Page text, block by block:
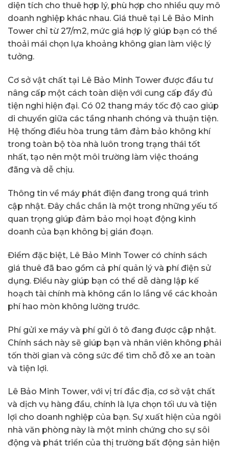
diện tích cho thuê hợp lý, phù hợp cho nhiều quy mô
doanh nghiệp khác nhau. Giá thuê tại Lê Bảo Minh
Tower chỉ từ 27/m2, mức giá hợp lý giúp bạn có thể
thoải mái chọn lựa khoảng không gian làm việc lý
tưởng.
Cơ sở vật chất tại Lê Bảo Minh Tower được đầu tư
nâng cấp một cách toàn diện với cung cấp đầy đủ
tiện nghi hiện đại. Có 02 thang máy tốc độ cao giúp
di chuyển giữa các tầng nhanh chóng và thuận tiện.
Hệ thống điều hòa trung tâm đảm bảo không khí
trong toàn bộ tòa nhà luôn trong trạng thái tốt
nhất, tạo nên một môi trường làm việc thoáng
đãng và dễ chịu.
Thông tin về máy phát điện đang trong quá trình
cập nhật. Đây chắc chắn là một trong những yếu tố
quan trọng giúp đảm bảo mọi hoạt động kinh
doanh của bạn không bị gián đoạn.
Điểm đặc biệt, Lê Bảo Minh Tower có chính sách
giá thuê đã bao gồm cả phí quản lý và phí điện sử
dụng. Điều này giúp bạn có thể dễ dàng lập kế
hoạch tài chính mà không cần lo lắng về các khoản
phí hao mòn không lường trước.
Phí gửi xe máy và phí gửi ô tô đang được cập nhật.
Chính sách này sẽ giúp bạn và nhân viên không phải
tốn thời gian và công sức để tìm chỗ đỗ xe an toàn
và tiện lợi.
Lê Bảo Minh Tower, với vị trí đắc địa, cơ sở vật chất
và dịch vụ hàng đầu, chính là lựa chọn tối ưu và tiện
lợi cho doanh nghiệp của bạn. Sự xuất hiện của ngôi
nhà văn phòng này là một minh chứng cho sự sôi
động và phát triển của thị trường bất động sản hiện